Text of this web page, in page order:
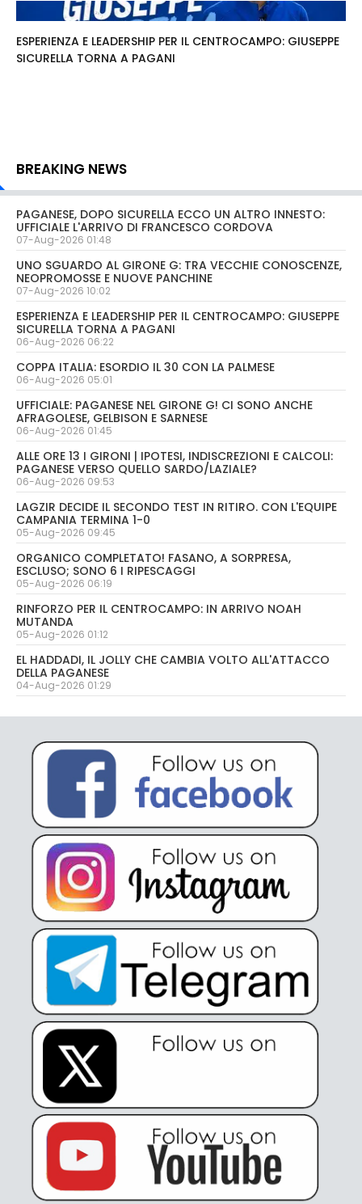
ESPERIENZA E LEADERSHIP PER IL CENTROCAMPO: GIUSEPPE
SICURELLA TORNA A PAGANI
BREAKING NEWS
PAGANESE, DOPO SICURELLA ECCO UN ALTRO INNESTO:
UFFICIALE L'ARRIVO DI FRANCESCO CORDOVA
07-Aug-2026 01:48
UNO SGUARDO AL GIRONE G: TRA VECCHIE CONOSCENZE,
NEOPROMOSSE E NUOVE PANCHINE
07-Aug-2026 10:02
ESPERIENZA E LEADERSHIP PER IL CENTROCAMPO: GIUSEPPE
SICURELLA TORNA A PAGANI
06-Aug-2026 06:22
COPPA ITALIA: ESORDIO IL 30 CON LA PALMESE
06-Aug-2026 05:01
UFFICIALE: PAGANESE NEL GIRONE G! CI SONO ANCHE
AFRAGOLESE, GELBISON E SARNESE
06-Aug-2026 01:45
ALLE ORE 13 I GIRONI | IPOTESI, INDISCREZIONI E CALCOLI:
PAGANESE VERSO QUELLO SARDO/LAZIALE?
06-Aug-2026 09:53
LAGZIR DECIDE IL SECONDO TEST IN RITIRO. CON L'EQUIPE
CAMPANIA TERMINA 1-0
05-Aug-2026 09:45
ORGANICO COMPLETATO! FASANO, A SORPRESA,
ESCLUSO; SONO 6 I RIPESCAGGI
05-Aug-2026 06:19
RINFORZO PER IL CENTROCAMPO: IN ARRIVO NOAH
MUTANDA
05-Aug-2026 01:12
EL HADDADI, IL JOLLY CHE CAMBIA VOLTO ALL'ATTACCO
DELLA PAGANESE
04-Aug-2026 01:29